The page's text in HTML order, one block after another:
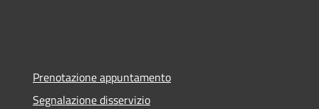
Prenotazione appuntamento
Segnalazione disservizio